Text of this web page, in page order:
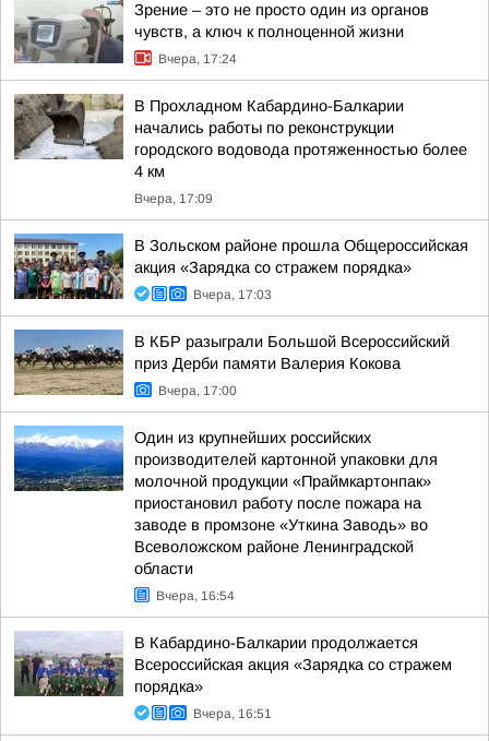
Зрение – это не просто один из органов
чувств, а ключ к полноценной жизни
Вчера, 17:24
В Прохладном Кабардино-Балкарии
начались работы по реконструкции
городского водовода протяженностью более
4 км
Вчера, 17:09
В Зольском районе прошла Общероссийская
акция «Зарядка со стражем порядка»
Вчера, 17:03
В КБР разыграли Большой Всероссийский
приз Дерби памяти Валерия Кокова
Вчера, 17:00
Один из крупнейших российских
производителей картонной упаковки для
молочной продукции «Праймкартонпак»
приостановил работу после пожара на
заводе в промзоне «Уткина Заводь» во
Всеволожском районе Ленинградской
области
Вчера, 16:54
В Кабардино-Балкарии продолжается
Всероссийская акция «Зарядка со стражем
порядка»
Вчера, 16:51